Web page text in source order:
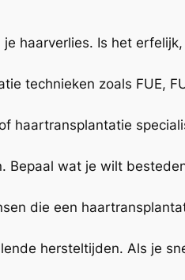
haarverlies. Is het
technieken zoals FUE,
haartransplantatie
Bepaal wat je wilt
die een
hersteltijden. Als je